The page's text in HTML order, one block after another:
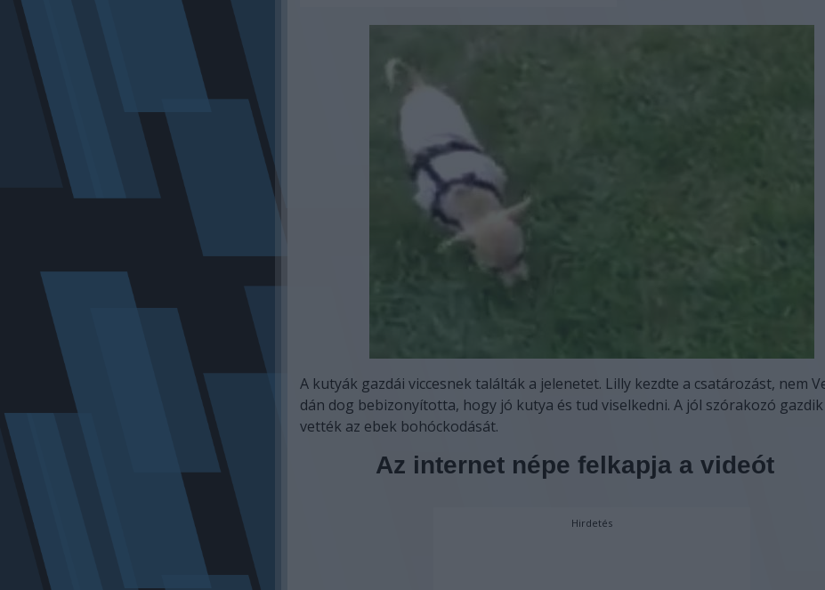
A kutyák gazdái viccesnek találták a jelenetet. Lilly kezdte a csatározást, nem
dán dog bebizonyította, hogy jó kutya és tud viselkedni. A jól szórakozó
vették az ebek bohóckodását.
Az internet népe felkapja a videót
Hirdetés